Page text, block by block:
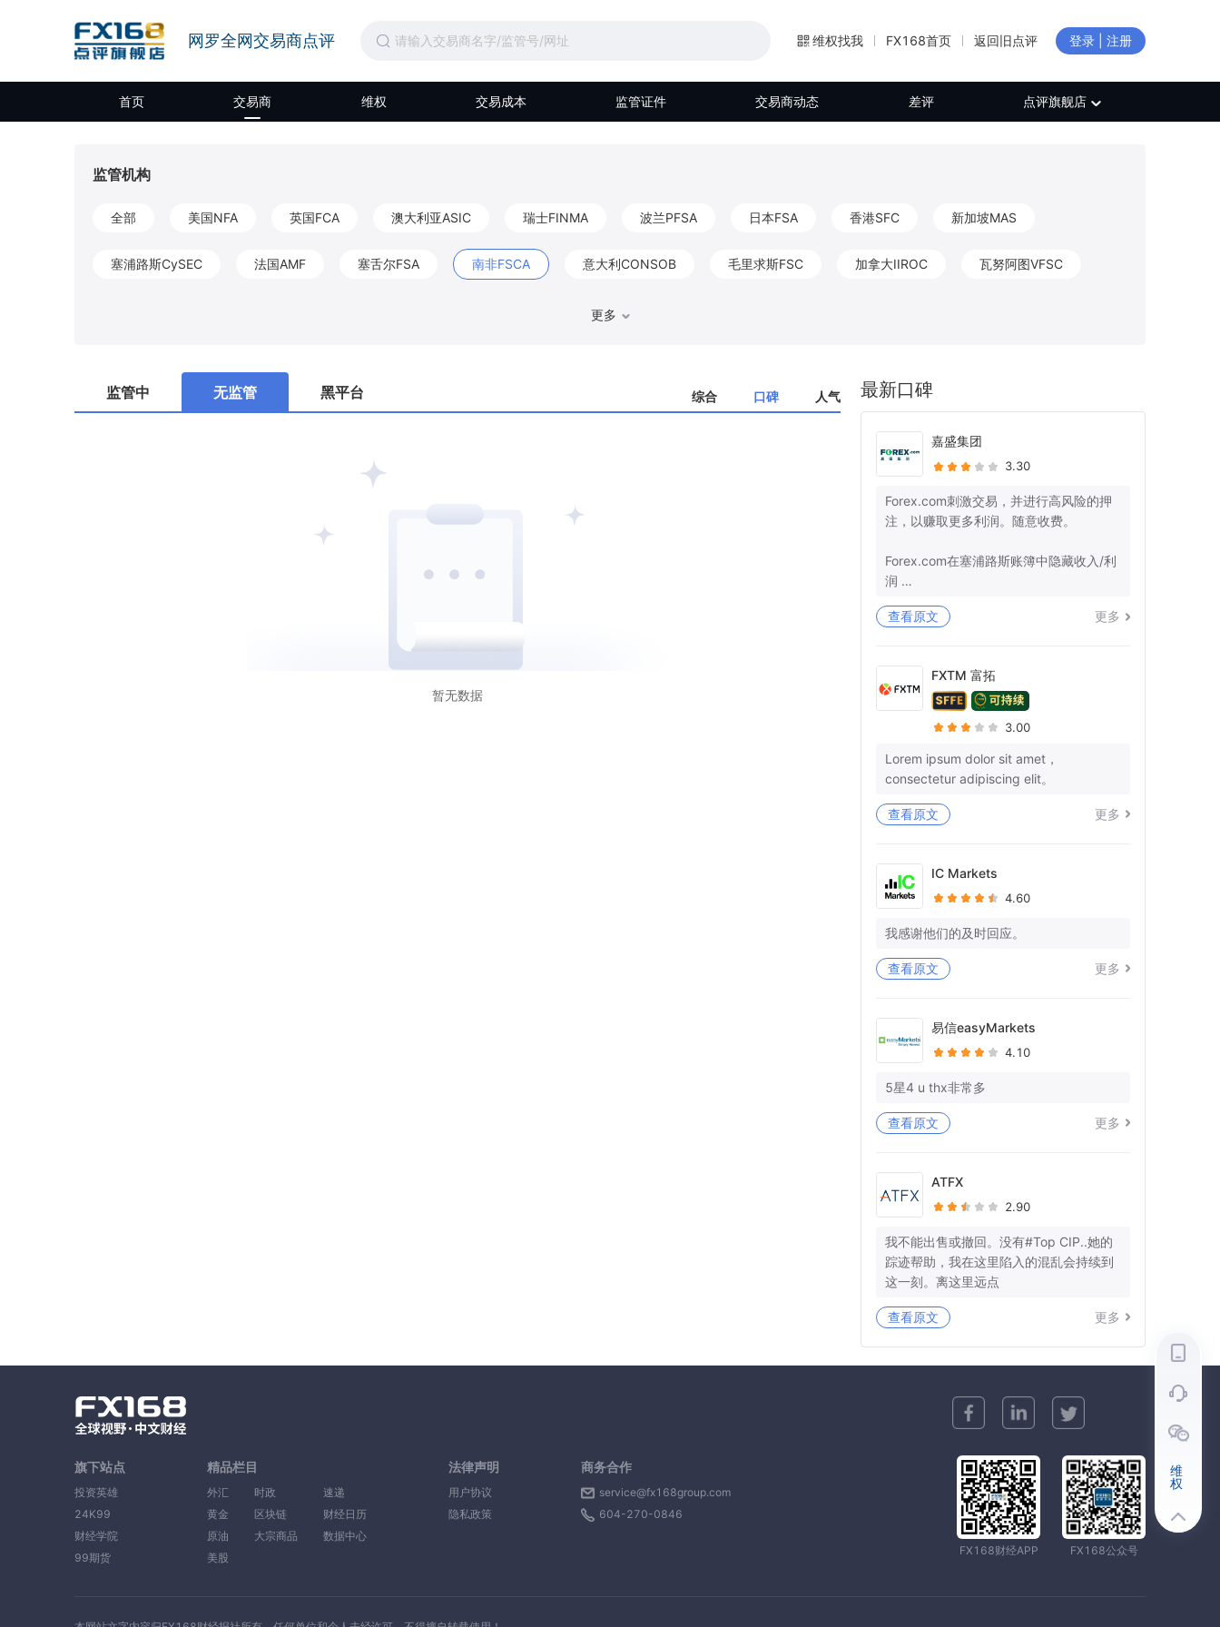
网罗全网交易商点评 维权找我 FX168首页 返回旧点评 登录 | 注册
首页 交易商 维权 交易成本 监管证件 交易商动态 差评 点评旗舰店
监管机构
全部 美国NFA 英国FCA 澳大利亚ASIC 瑞士FINMA 波兰PFSA 日本FSA 香港SFC 新加坡MAS
塞浦路斯CySEC 法国AMF 塞舌尔FSA 南非FSCA 意大利CONSOB 毛里求斯FSC 加拿大IIROC 瓦努阿图VFSC
伯利兹FSC
马耳他MFSA 柬埔寨SERC 拉脱维亚FKTK 阿布扎比FSRA 白俄罗斯NBRB
更多
监管中 无监管 黑平台 综合 口碑 人气
暂无数据
最新口碑
嘉盛集团
3.30
Forex.com刺激交易，并进行高风险的押
注，以赚取更多利润。随意收费。
Forex.com在塞浦路斯账簿中隐藏收入/利
润
+监管机构确保那里的管辖权。
-欧盟：第25条
我有10多个参考号码，而不是我的钱。你
3月29日，我们就退款清关和结束所有后
续行动达成了明确的协议。
户中什么都没有处理。
你又在愚弄我，在拖延时间。
重！！
我仍在等待我的WISE账户中23K+EU的全
还被告知提供宝洁L的对账单，因为您的单
方面账户关闭，也无法访问这些对账单。
阿比谢克
查看原文 更多
FXTM 富拓
3.00
Lorem ipsum dolor sit amet，
consectetur adipiscing elit。
查看原文 更多
IC Markets
4.60
我感谢他们的及时回应。
查看原文 更多
易信easyMarkets
4.10
5星4 u thx非常多
查看原文 更多
ATFX
2.90
我不能出售或撤回。没有#Top CIP..她的
踪迹帮助，我在这里陷入的混乱会持续到
这一刻。离这里远点
查看原文 更多
旗下站点
投资英雄
24K99
财经学院
99期货
精品栏目
外汇 时政
速递
黄金
区块链
财经日历
原油
大宗商品
数据中心
美股
法律声明
用户协议
隐私政策
商务合作
service@fx168group.com
604-270-0846
FX168财经APP FX168公众号
维
权